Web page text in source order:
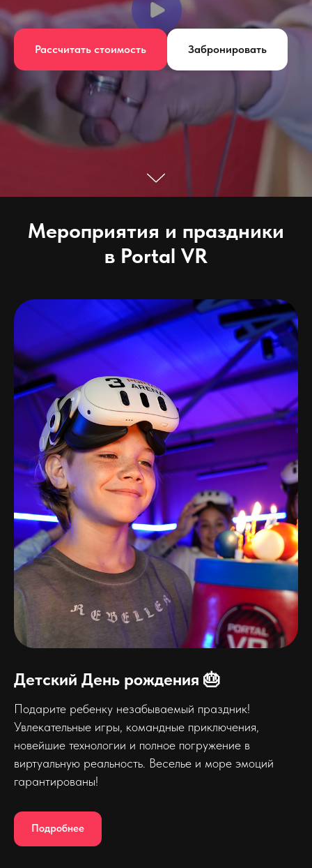
Рассчитать стоимость Забронировать
Мероприятия и праздники
в Portal VR
Детский День рождения 🎂
Подарите ребенку незабываемый праздник!
Увлекательные игры, командные приключения,
новейшие технологии и полное погружение в
виртуальную реальность. Веселье и море эмоций
гарантированы!
Подробнее